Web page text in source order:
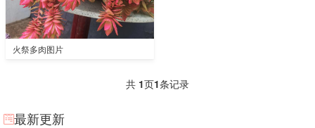
火祭多肉图片
共 1页1条记录
最新更新